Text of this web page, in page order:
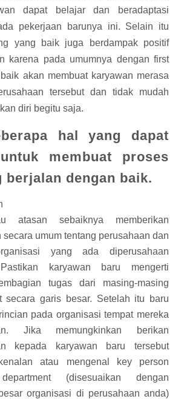
dapat belajar dan beradaptasi
pekerjaan barunya ini. Selain itu
yang baik juga berdampak positif
karena pada umumnya dengan first
akan membuat karyawan merasa
tersebut dan tidak mudah
diri begitu saja.
hal yang dapat
membuat proses
berjalan dengan baik.
atasan sebaiknya memberikan
secara umum tentang perusahaan dan
yang ada diperusahaan
karyawan baru mengerti
tugas dari masing-masing
secara garis besar. Setelah itu baru
pada organisasi tempat mereka
Jika memungkinkan berikan
kepada karyawan baru tersebut
atau mengenal key person
(disesuaikan dengan
organisasi di perusahaan anda)